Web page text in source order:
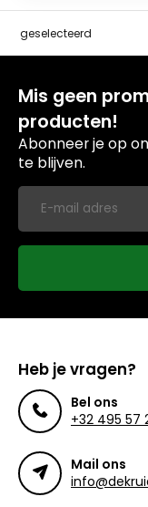
geselecteerd
Mis geen
producten!
Abonneer je op
te blijven.
Heb je vragen?
Bel ons
+32 495 57
Mail ons